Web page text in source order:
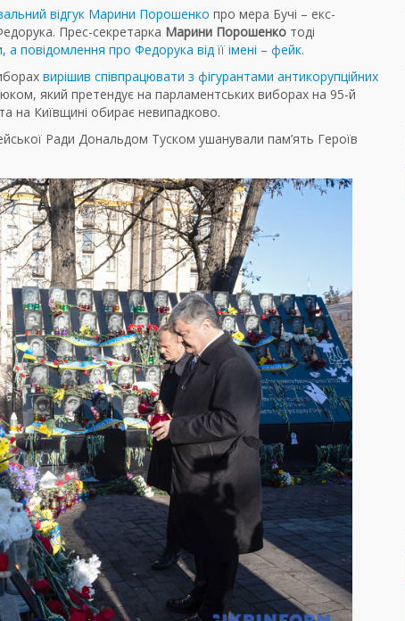
відгук Марини Порошенко про мера Бучі – екс-
Прес-секретарка Марини Порошенко тоді
повідомлення про Федорука від її імені – фейк.
вирішив співпрацювати з фігурантами антикорупційних
який претендує на парламентських виборах на 95-й
на Київщині обирає невипадково.
Ради Дональдом Туском ушанували пам’ять Героїв